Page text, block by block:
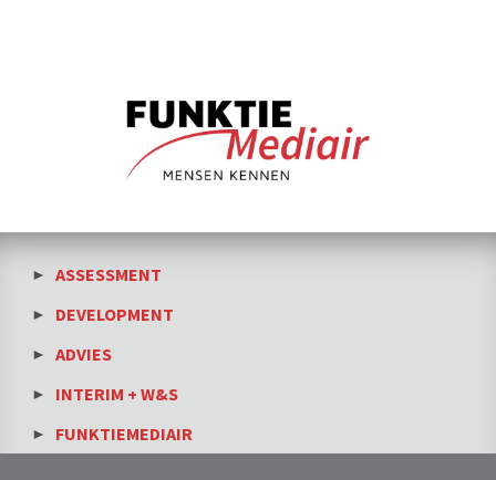
ASSESSMENT
DEVELOPMENT
ADVIES
INTERIM + W&S
FUNKTIEMEDIAIR